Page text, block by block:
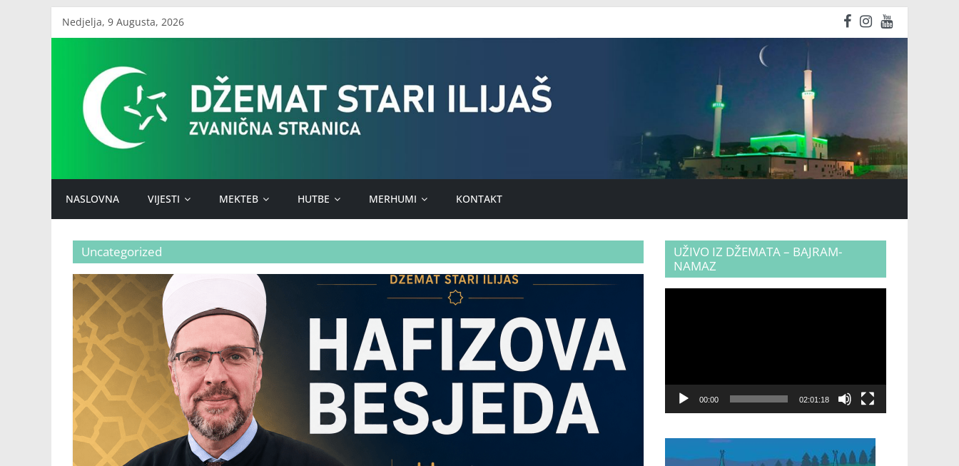
SkipNedjelja, 9 Augusta, 2026
Džemat
Stari
Ilijaš
NASLOVNA VIJESTI MEKTEB HUTBE MERHUMI KONTAKT
Uncategorized
UŽIVO IZ DŽEMATA – BAJRAM-
NAMAZ
00:00 02:01:18